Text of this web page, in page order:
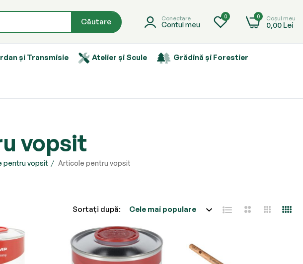
Căutare Conectare
Contul meu
0 0 Coșul meu
0,00 Lei
și Transmisie Atelier și Scule Grădină și Forestier
vopsit
pentru vopsit Articole pentru vopsit
Sortați după